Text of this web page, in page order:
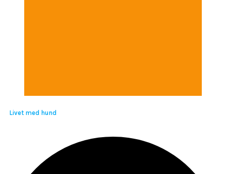
Livet med hund